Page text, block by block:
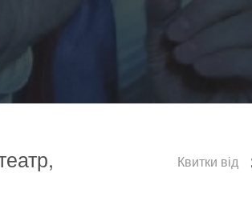
Квитки від